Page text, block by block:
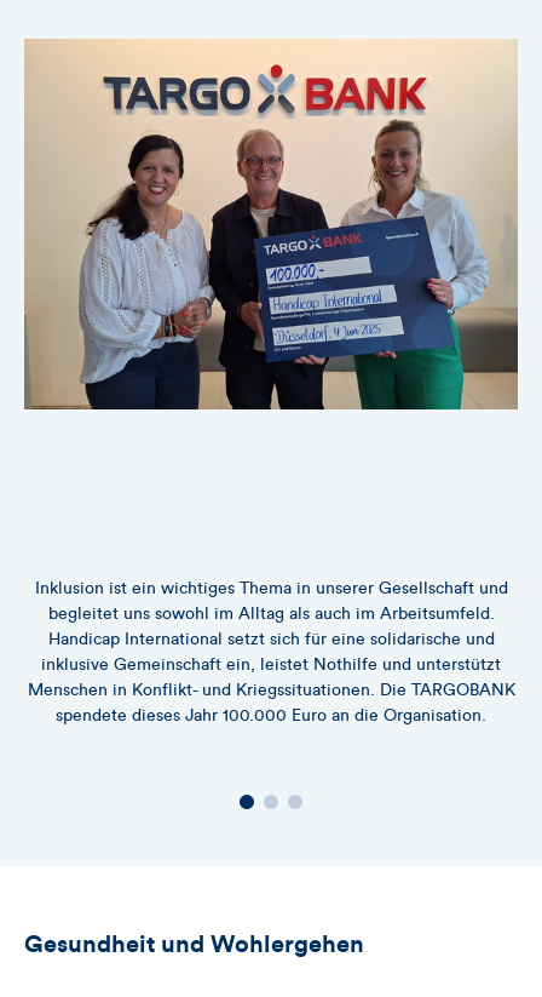
Inklusion ist ein wichtiges Thema in unserer Gesellschaft und
begleitet uns sowohl im Alltag als auch im Arbeitsumfeld.
Handicap International setzt sich für eine solidarische und
inklusive Gemeinschaft ein, leistet Nothilfe und unterstützt
Menschen in Konflikt- und Kriegssituationen. Die TARGOBANK
spendete dieses Jahr 100.000 Euro an die Organisation.
Gesundheit und Wohlergehen